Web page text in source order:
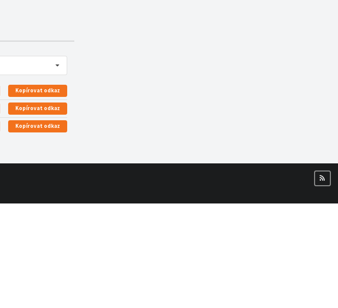
Kopírovat odkaz
Kopírovat odkaz
Kopírovat odkaz